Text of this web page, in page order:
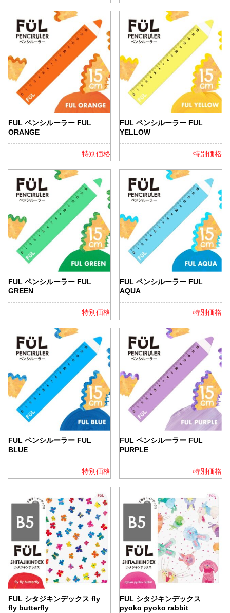
FUL ペンシルーラー FUL
ORANGE
特別価格
FUL ペンシルーラー FUL
YELLOW
特別価格
FUL ペンシルーラー FUL
GREEN
特別価格
FUL ペンシルーラー FUL
AQUA
特別価格
FUL ペンシルーラー FUL
BLUE
特別価格
FUL ペンシルーラー FUL
PURPLE
特別価格
FUL シタジキンデックス fly
fly butterfly
FUL シタジキンデックス
pyoko pyoko rabbit